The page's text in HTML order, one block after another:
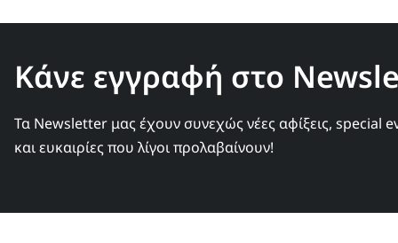
Κάνε εγγραφή στο
Τα Newsletter μας έχουν συνεχώς νέες αφίξεις, special
και ευκαιρίες που λίγοι προλαβαίνουν!